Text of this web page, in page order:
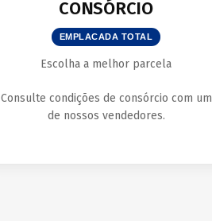
CONSÓRCIO
EMPLACADA TOTAL
Escolha a melhor parcela
Consulte condições de consórcio com um
de nossos vendedores.